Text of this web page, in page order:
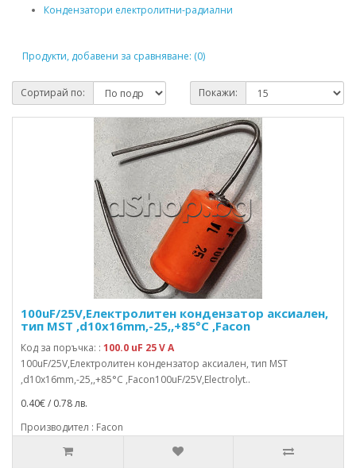
Кондензатори електролитни-радиални
Продукти, добавени за сравняване: (0)
Сортирай по: Покажи:
100uF/25V,Електролитен кондензатор аксиален,
тип MST ,d10x16mm,-25,,+85°C ,Facon
Код за поръчка: : 100.0 uF 25 V A
100uF/25V,Електролитен кондензатор аксиален, тип MST
,d10x16mm,-25,,+85°C ,Facon100uF/25V,Electrolyt..
0.40€ / 0.78 лв.
Производител : Facon